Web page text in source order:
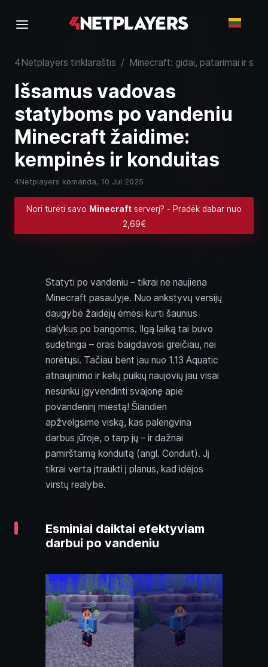
4Netplayers tinklaraštis / Minecraft: gidai, patarimai ir
Išsamus vadovas
statyboms po vandeniu
Minecraft žaidime:
kempinės ir konduitas
4Netplayers komanda, 10 Jul 2025
Nori turėti savo Minecraft serverį? - Pradėk dabar nuo
2,69€
Statyti po vandeniu – tikrai ne naujiena
Minecraft pasaulyje. Nuo ankstyvų versijų
daugybė žaidėjų ėmėsi kurti šaunius
dalykus po bangomis. Ilgą laiką tai buvo
sudėtinga – oras baigdavosi greičiau, nei
norėtųsi. Tačiau bent jau nuo 1.13 Aquatic
atnaujinimo ir kelių puikių naujovių jau visai
nesunku įgyvendinti svajonę apie
povandeninį miestą! Šiandien
apžvelgsime viską, kas palengvina
darbus jūroje, o tarp jų – ir dažnai
pamirštamą konduitą (angl. Conduit). Jį
tikrai verta įtraukti į planus, kad idėjos
virstų realybe.
Esminiai daiktai efektyviam
darbui po vandeniu